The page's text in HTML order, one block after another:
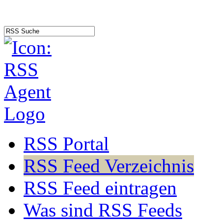
RSS Portal
RSS Feed Verzeichnis
RSS Feed eintragen
Was sind RSS Feeds